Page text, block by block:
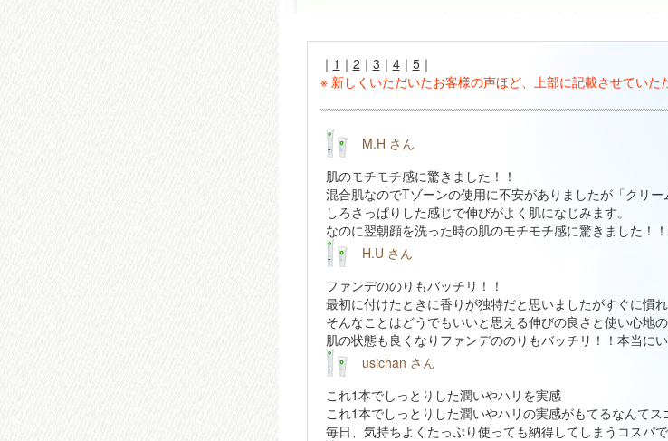
｜ 1 ｜ 2 ｜ 3 ｜ 4｜ 5｜
※ 新しくいただいたお客様の声ほど、上部に記載させていた
M.H さん
肌のモチモチ感に驚きました！！
混合肌なのでTゾーンの使用に不安がありましたが「クリ
しろさっぱりした感じで伸びがよく肌になじみます。
なのに翌朝顔を洗った時の肌のモチモチ感に驚きました！
H.U さん
ファンデののりもバッチリ！！
最初に付けたときに香りが独特だと思いましたがすぐに慣れ
そんなことはどうでもいいと思える伸びの良さと使い心地の
肌の状態も良くなりファンデののりもバッチリ！！本当に
usichan さん
これ1本でしっとりした潤いやハリを実感
これ1本でしっとりした潤いやハリの実感がもてるなんてス
毎日、気持ちよくたっぷり使っても納得してしまうコスパで